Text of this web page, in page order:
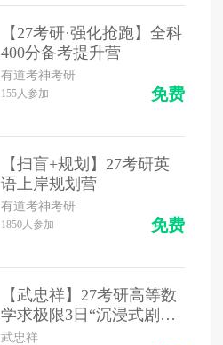
【27考研·强化抢跑】全科
400分备考提升营
有道考神考研
155人参加 免费
【扫盲+规划】27考研英
语上岸规划营
有道考神考研
1850人参加 免费
【武忠祥】27考研高等数
学求极限3日“沉浸式剧本
杀”
武忠祥